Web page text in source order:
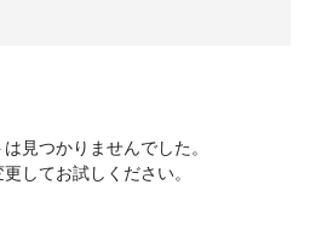
見つかりませんでした。
してお試しください。